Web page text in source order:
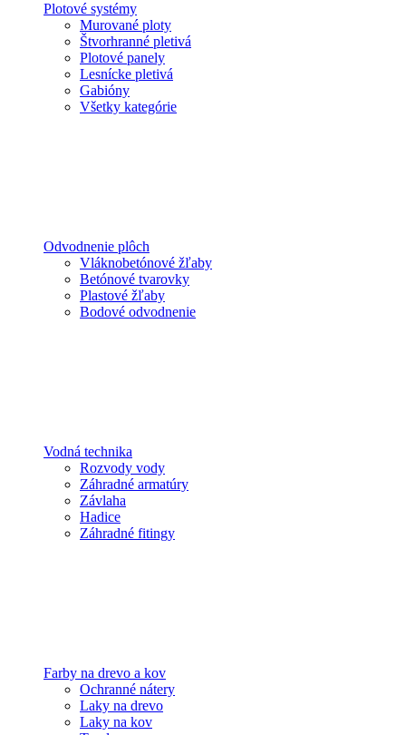
Plotové systémy
Murované ploty
Štvorhranné pletivá
Plotové panely
Lesnícke pletivá
Gabióny
Všetky kategórie
Odvodnenie plôch
Vláknobetónové žľaby
Betónové tvarovky
Plastové žľaby
Bodové odvodnenie
Vodná technika
Rozvody vody
Záhradné armatúry
Závlaha
Hadice
Záhradné fitingy
Farby na drevo a kov
Ochranné nátery
Laky na drevo
Laky na kov